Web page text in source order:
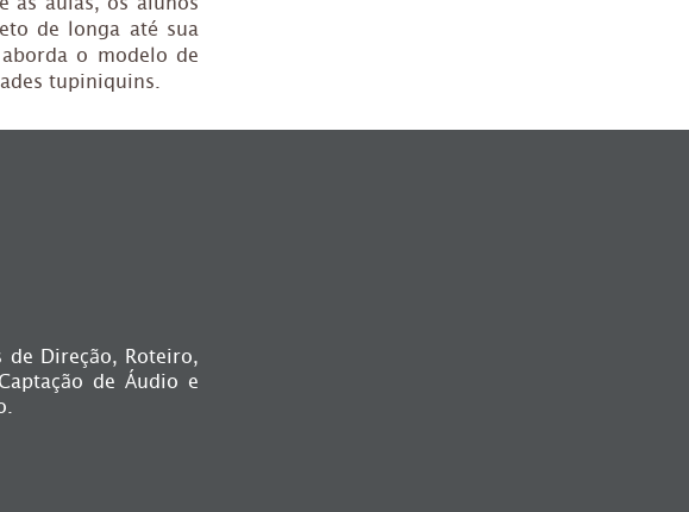
as aulas, os alunos
de longa até sua
o modelo de
tupiniquins.
de Direção, Roteiro,
de Áudio e